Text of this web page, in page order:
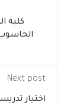
كلية
الحاسوب
Next post
اختيار